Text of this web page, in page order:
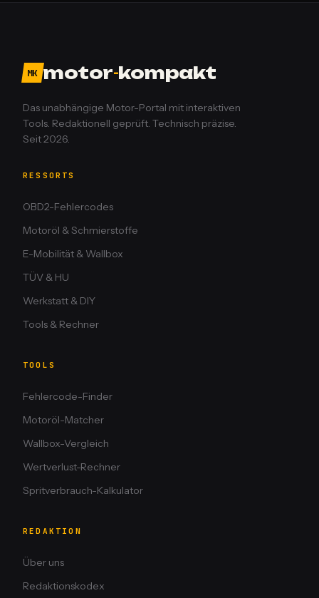
MK motor-kompakt
Das unabhängige Motor-Portal mit interaktiven
Tools. Redaktionell geprüft. Technisch präzise.
Seit 2026.
RESSORTS
OBD2-Fehlercodes
Motoröl & Schmierstoffe
E-Mobilität & Wallbox
TÜV & HU
Werkstatt & DIY
Tools & Rechner
TOOLS
Fehlercode-Finder
Motoröl-Matcher
Wallbox-Vergleich
Wertverlust-Rechner
Spritverbrauch-Kalkulator
REDAKTION
Über uns
Redaktionskodex